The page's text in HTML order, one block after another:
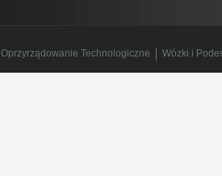
Oprzyrządowanie Technologiczne Wózki i